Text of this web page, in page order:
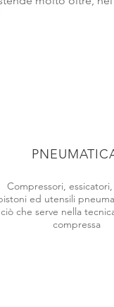
Compressori, essicatori,
ed utensili
ciò che serve nella
compressa